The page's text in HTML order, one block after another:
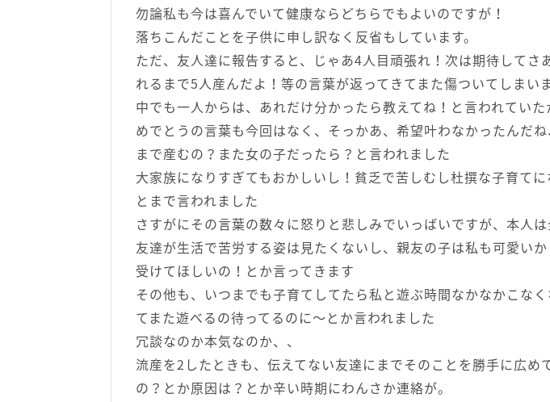
勿論私も今は喜んでいて健康ならどちらでもよいのですが！
落ちこんだことを子供に申し訳なく反省もしています。
ただ、友人達に報告すると、じゃあ4人目頑張れ！次は期待してさ
れるまで5人産んだよ！等の言葉が返ってきてまた傷ついてしまい
中でも一人からは、あれだけ分かったら教えてね！と言われてい
めでとうの言葉も今回はなく、そっかあ、希望叶わなかったんだ
まで産むの？また女の子だったら？と言われました
大家族になりすぎてもおかしいし！貧乏で苦しむし杜撰な子育てに
とまで言われました
さすがにその言葉の数々に怒りと悲しみでいっばいですが、本人
友達が生活で苦労する姿は見たくないし、親友の子は私も可愛い
受けてほしいの！とか言ってきます
その他も、いつまでも子育てしてたら私と遊ぶ時間なかなかこな
てまた遊べるの待ってるのに〜とか言われました
冗談なのか本気なのか、、
流産を2したときも、伝えてない友達にまでそのことを勝手に広め
の？とか原因は？とか辛い時期にわんさか連絡が。